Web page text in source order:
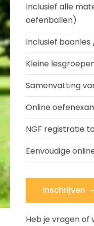
Inclusief alle
oefenballen)
Inclusief
Kleine
Samenvatting
Online
NGF registratie
Eenvoudige
Inschrijven
Heb je vragen of